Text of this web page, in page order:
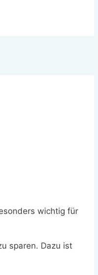
wichtig für
sparen. Dazu ist